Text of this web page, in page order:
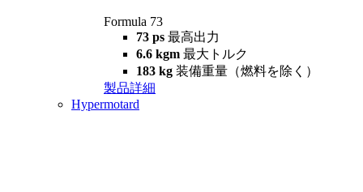
Formula 73
73 ps 最高出力
6.6 kgm 最大トルク
183 kg 装備重量（燃料を除く）
製品詳細
Hypermotard